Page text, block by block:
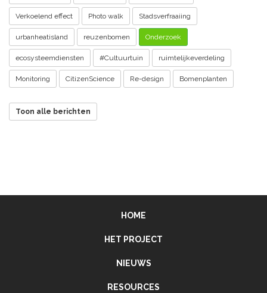
Verkoelend effect Photo walk Stadsverfraaiing
urbanheatisland reuzenbomen Onderzoek
ecosysteemdiensten #Cultuurtuin ruimtelijkeverdeling
Monitoring CitizenScience Re-design Bomenplanten
Toon alle berichten
HOME
HET PROJECT
NIEUWS
RESOURCES